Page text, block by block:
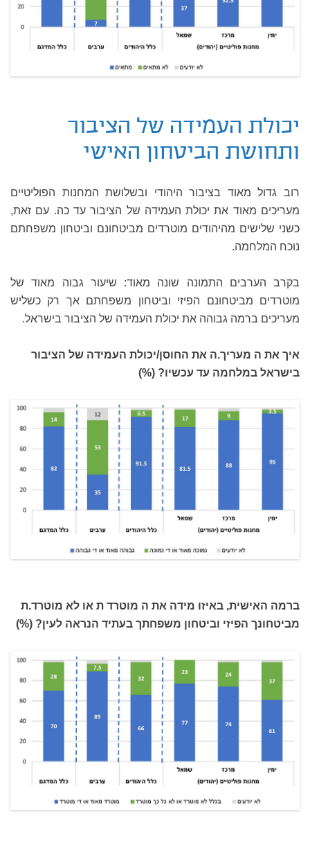
יכולת העמידה של הציבור
ותחושת הביטחון האישי
רוב גדול מאוד בציבור היהודי ובשלושת המחנות הפוליטיים
מעריכים מאוד את יכולת העמידה של הציבור עד כה. עם זאת,
כשני שלישים מהיהודים מוטרדים מביטחונם וביטחון משפחתם
נוכח המלחמה.
בקרב הערבים התמונה שונה מאוד: שיעור גבוה מאוד של
מוטרדים מביטחונם הפיזי וביטחון משפחתם אך רק כשליש
מעריכים ברמה גבוהה את יכולת העמידה של הציבור בישראל.
איך את ה מעריך.ה את החוסן/יכולת העמידה של הציבור
בישראל במלחמה עד עכשיו? (%)
ברמה האישית, באיזו מידה את ה מוטרד ת או לא מוטרד.ת
מביטחונך הפיזי וביטחון משפחתך בעתיד הנראה לעין? (%)